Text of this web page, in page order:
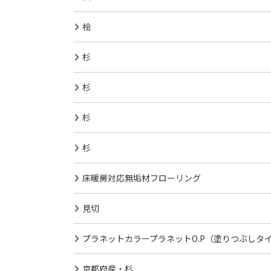
桧
杉
杉
杉
杉
床暖房対応無垢材フローリング
見切
プラネットカラープラネットO.P（塗りつぶしタ
京都府産・杉